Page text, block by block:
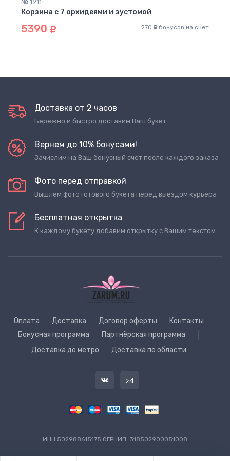
№ 1911
Корзина с 7 орхидеями и эустомой
5390 270 бонусов на счет
Доставка от 2 часов
Бережно и быстро доставим Ваш букет
Вернем до 10% бонусами!
Зачислим на Ваш бонусный счет после каждого заказа
Фото перед отправкой
Вышлем фото готового букета перед выездом курьера
Бесплатная открытка
К каждому букету добавим открытку с Вашим текстом
Оплата Доставка Договор оферты
Контакты
Бонусная программа
Партнёрская программа
Доставка до метро Доставка по области
ИНН 502988615175 ОГРНИП: 318502900051008